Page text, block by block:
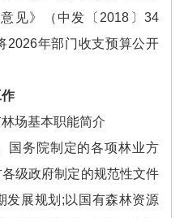
见》（中发〔2018〕34
2026年部门收支预算公开
场基本职能简介
国务院制定的各项林业方
级政府制定的规范性文件
发展规划;以国有森林资源